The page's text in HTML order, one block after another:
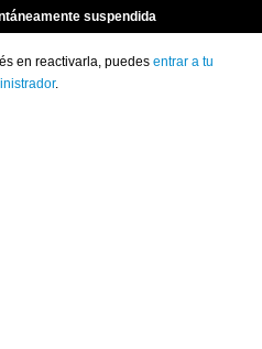
suspendida
en reactivarla, puedes entrar a tu
.